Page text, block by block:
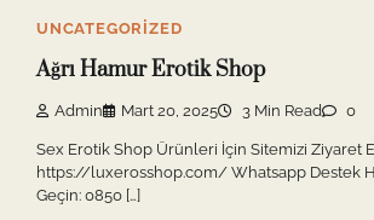
UNCATEGORIZED
Ağrı Hamur Erotik Shop
Admin Mart 20, 2025 3 Min Read 0
Sex Erotik Shop Ürünleri İçin Sitemizi Ziyaret
https://luxerosshop.com/ Whatsapp Destek
Geçin: 0850 […]